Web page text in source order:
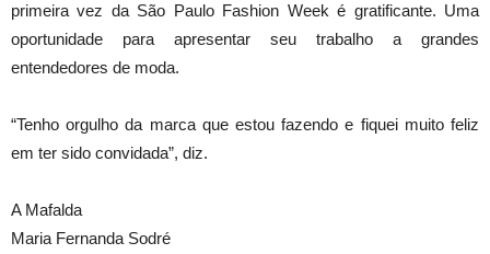
primeira vez da São Paulo Fashion Week é gratificante. Uma
oportunidade para apresentar seu trabalho a grandes
entendedores de moda.
“Tenho orgulho da marca que estou fazendo e fiquei muito feliz
em ter sido convidada”, diz.
A Mafalda
Maria Fernanda Sodré